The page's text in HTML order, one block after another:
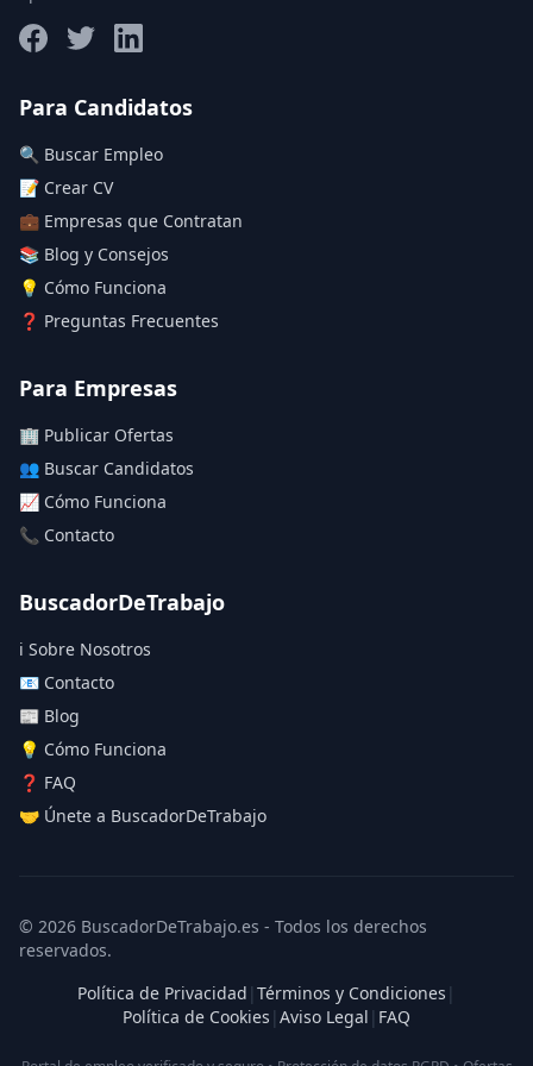
Deja vacío para "sin límite"
Aplicar filtros
Para Candidatos
🔍 Buscar Empleo
📝 Crear CV
💼 Empresas que Contratan
📚 Blog y Consejos
💡 Cómo Funciona
❓ Preguntas Frecuentes
Para Empresas
🏢 Publicar Ofertas
👥 Buscar Candidatos
📈 Cómo Funciona
📞 Contacto
BuscadorDeTrabajo
ℹ️ Sobre Nosotros
📧 Contacto
📰 Blog
💡 Cómo Funciona
❓ FAQ
🤝 Únete a BuscadorDeTrabajo
© 2026 BuscadorDeTrabajo.es - Todos los derechos
reservados.
Política de Privacidad | Términos y Condiciones |
Política de Cookies | Aviso Legal | FAQ